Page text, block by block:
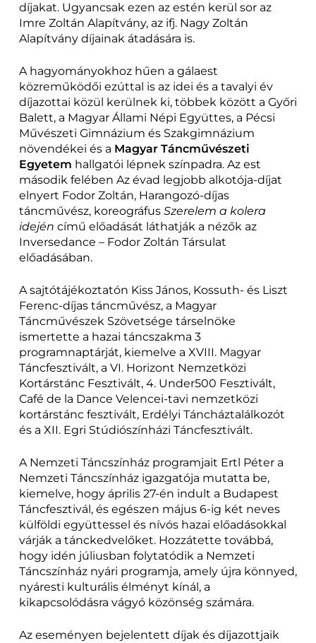
díjakat. Ugyancsak ezen az estén kerül sor az
Imre Zoltán Alapítvány, az ifj. Nagy Zoltán
Alapítvány díjainak átadására is.
A hagyományokhoz hűen a gálaest
közreműködői ezúttal is az idei és a tavalyi év
díjazottai közül kerülnek ki, többek között a Győri
Balett, a Magyar Állami Népi Együttes, a Pécsi
Művészeti Gimnázium és Szakgimnázium
növendékei és a Magyar Táncművészeti
Egyetem hallgatói lépnek színpadra. Az est
második felében Az évad legjobb alkotója-díjat
elnyert Fodor Zoltán, Harangozó-díjas
táncművész, koreográfus Szerelem a kolera
idején című előadását láthatják a nézők az
Inversedance – Fodor Zoltán Társulat
előadásában.
A sajtótájékoztatón Kiss János, Kossuth- és Liszt
Ferenc-díjas táncművész, a Magyar
Táncművészek Szövetsége társelnöke
ismertette a hazai táncszakma 3
programnaptárját, kiemelve a XVIII. Magyar
Táncfesztivált, a VI. Horizont Nemzetközi
Kortárstánc Fesztivált, 4. Under500 Fesztivált,
Café de la Dance Velencei-tavi nemzetközi
kortárstánc fesztivált, Erdélyi Táncháztalálkozót
és a XII. Egri Stúdiószínházi Táncfesztivált.
A Nemzeti Táncszínház programjait Ertl Péter a
Nemzeti Táncszínház igazgatója mutatta be,
kiemelve, hogy április 27-én indult a Budapest
Táncfesztivál, és egészen május 6-ig két neves
külföldi együttessel és nívós hazai előadásokkal
várják a tánckedvelőket. Hozzátette továbbá,
hogy idén júliusban folytatódik a Nemzeti
Táncszínház nyári programja, amely újra könnyed,
nyáresti kulturális élményt kínál, a
kikapcsolódásra vágyó közönség számára.
Az eseményen bejelentett díjak és díjazottjaik